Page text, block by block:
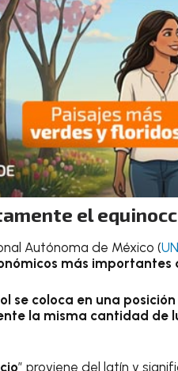
el
Autónoma de México (
más importantes
se coloca en una
la misma cantidad de
” proviene del latín y